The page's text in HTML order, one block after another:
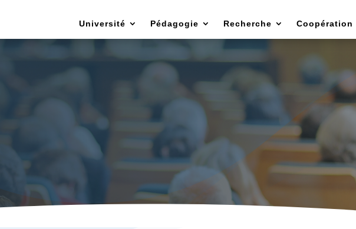
Université Pédagogie Recherche Coopération
chargé des relations exterieures et des manifestations
scientifiques